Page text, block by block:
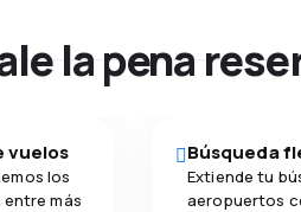
la pena
vuelos
los
más
Búsqueda
Extiende tu
aeropuertos